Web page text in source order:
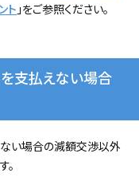
ト 」をご参照ください。
支払えない場合
い場合の減額交渉以外
。